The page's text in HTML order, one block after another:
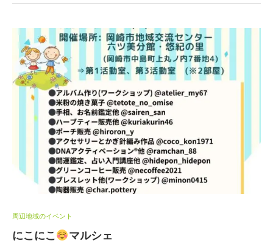
周辺地域のイベント
にこにこ マルシェ